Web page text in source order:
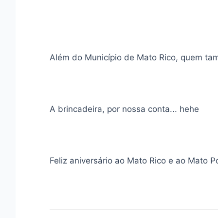
Além do Município de Mato Rico, quem
A brincadeira, por nossa conta... hehe
Feliz aniversário ao Mato Rico e ao Mato